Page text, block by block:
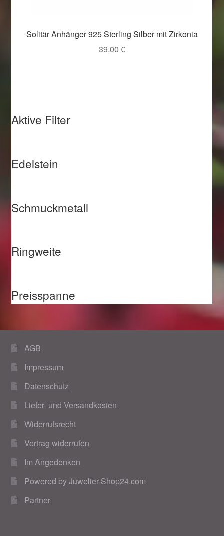
Solitär Anhänger 925 Sterling Silber mit Zirkonia
39,00 €
Aktive Filter
Edelstein
Schmuckmetall
Ringweite
Preisspanne
AGB
Impressum
Datenschutz
Liefer- und Versandkosten
Widerrufsrecht
Vertrag widerrufen
Im Angedenken
Powered by Juwelier-Shop24.com
Partner